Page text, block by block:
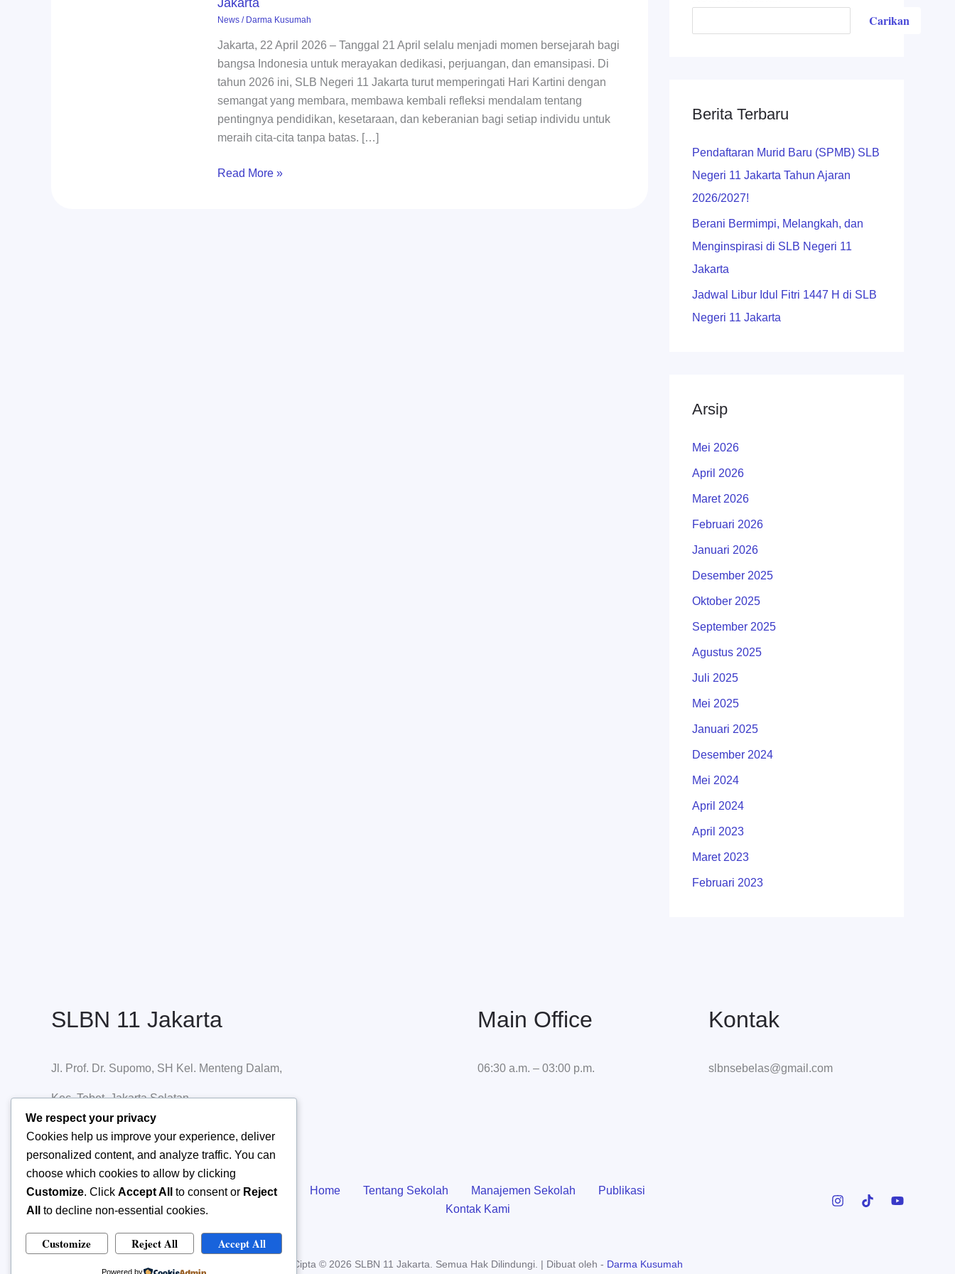
Jakarta
News / Darma Kusumah
Jakarta, 22 April 2026 – Tanggal 21 April selalu menjadi momen bersejarah bagi
bangsa Indonesia untuk merayakan dedikasi, perjuangan, dan emansipasi. Di
tahun 2026 ini, SLB Negeri 11 Jakarta turut memperingati Hari Kartini dengan
semangat yang membara, membawa kembali refleksi mendalam tentang
pentingnya pendidikan, kesetaraan, dan keberanian bagi setiap individu untuk
meraih cita-cita tanpa batas. […]
Melangkah,
dan
Menginspirasi
di
SLB
Negeri
11
Jakarta
Read More »
Carikan
Berita Terbaru
Pendaftaran Murid Baru (SPMB) SLB
Negeri 11 Jakarta Tahun Ajaran
2026/2027!
Berani Bermimpi, Melangkah, dan
Menginspirasi di SLB Negeri 11
Jakarta
Jadwal Libur Idul Fitri 1447 H di SLB
Negeri 11 Jakarta
Arsip
Mei 2026
April 2026
Maret 2026
Februari 2026
Januari 2026
Desember 2025
Oktober 2025
September 2025
Agustus 2025
Juli 2025
Mei 2025
Januari 2025
Desember 2024
Mei 2024
April 2024
April 2023
Maret 2023
Februari 2023
SLBN 11 Jakarta
Jl. Prof. Dr. Supomo, SH Kel. Menteng Dalam,
Kec. Tebet, Jakarta Selatan
Main Office
06:30 a.m. – 03:00 p.m.
Kontak
slbnsebelas@gmail.com
Home Tentang Sekolah Manajemen Sekolah
Publikasi
Kontak Kami
Hak Cipta © 2026 SLBN 11 Jakarta. Semua Hak Dilindungi. | Dibuat oleh - Darma Kusumah
We respect your privacy
Cookies help us improve your experience, deliver
personalized content, and analyze traffic. You can
choose which cookies to allow by clicking
Customize. Click Accept All to consent or Reject
All
to decline non-essential cookies.
Customize Reject All Accept All
Powered by